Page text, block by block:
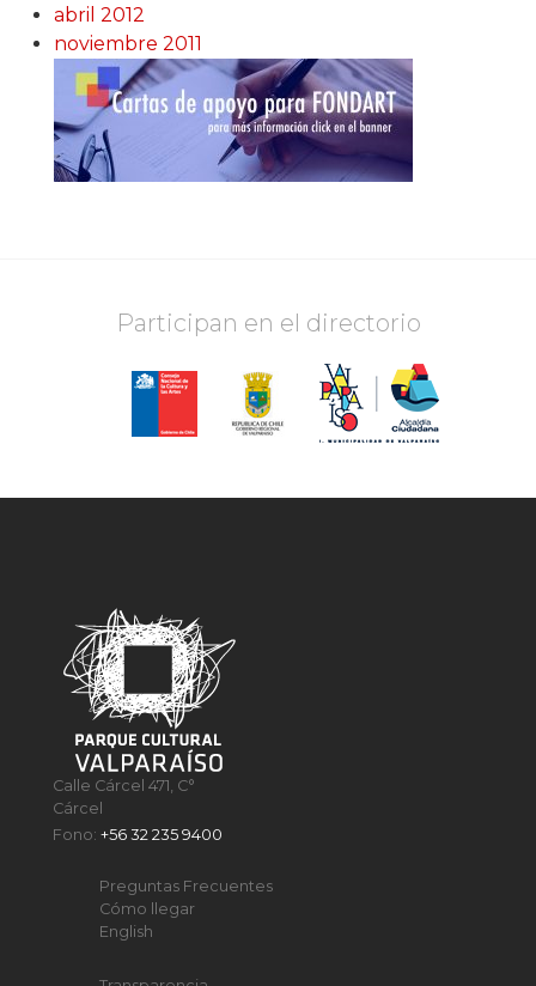
abril 2012
noviembre 2011
Participan en el directorio
Calle Cárcel 471, C°
Cárcel
Fono:+56 32 235 9400
Preguntas Frecuentes
Cómo llegar
English